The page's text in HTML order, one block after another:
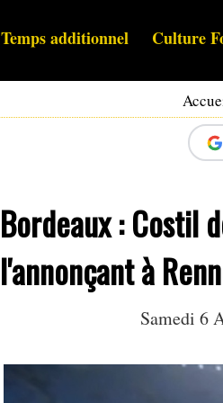
Temps additionnel Culture
Bordeaux : Costil
l'annonçant à
Samedi 6